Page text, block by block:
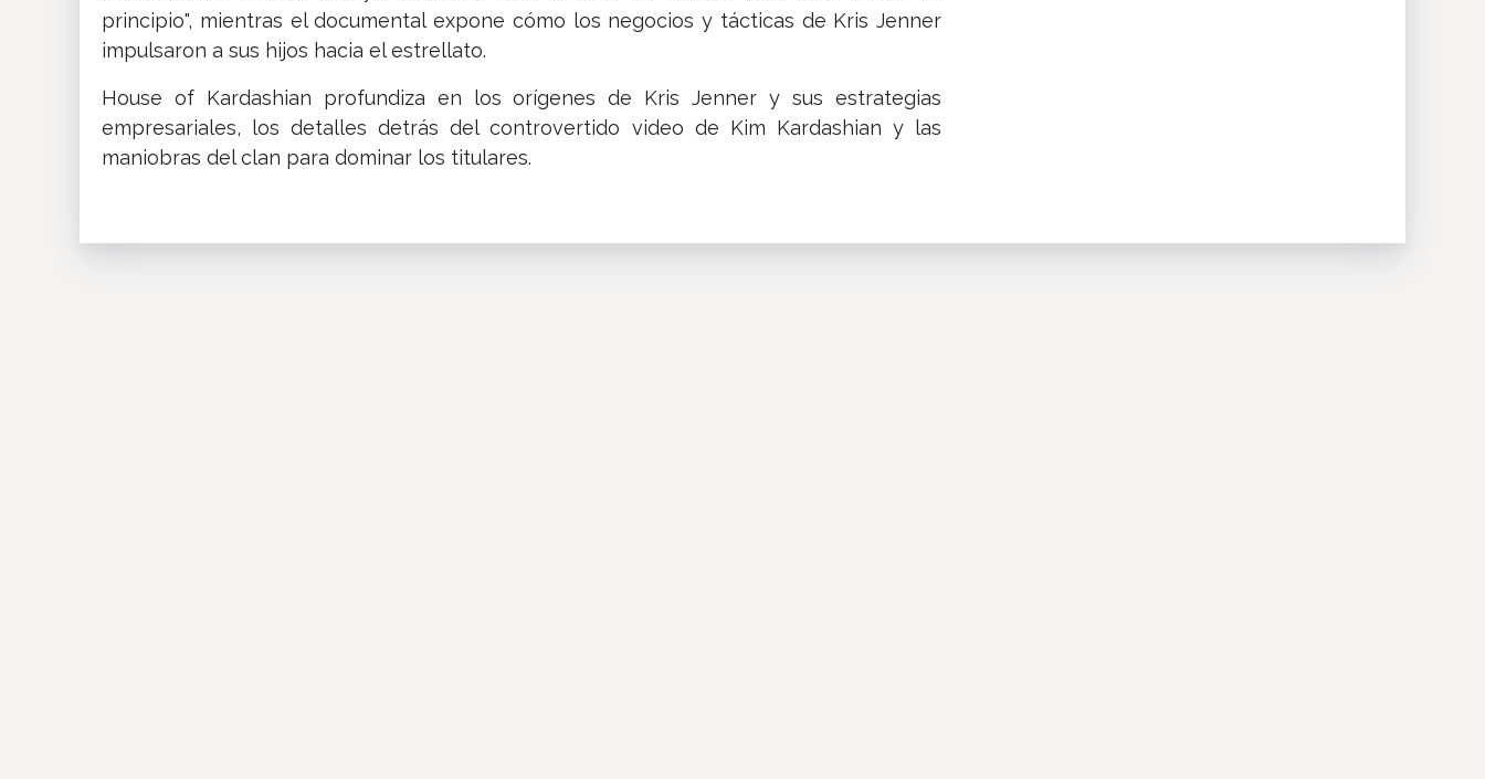
principio", mientras el documental expone cómo los negocios y tácticas de Kris Jenner
impulsaron a sus hijos hacia el estrellato.
House of Kardashian profundiza en los orígenes de Kris Jenner y sus estrategias
empresariales, los detalles detrás del controvertido video de Kim Kardashian y las
maniobras del clan para dominar los titulares.